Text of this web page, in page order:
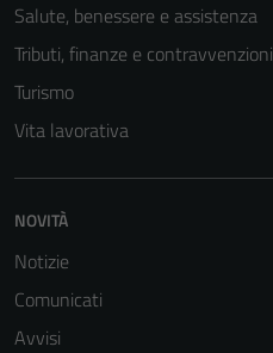
Salute, benessere e assistenza
Tributi, finanze e contravvenzioni
Turismo
Vita lavorativa
NOVITÀ
Notizie
Comunicati
Avvisi